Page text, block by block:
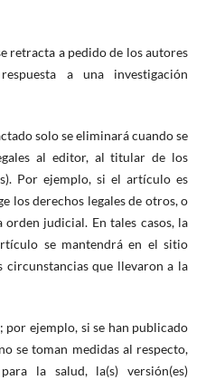
retracta a pedido de los autores
a una investigación
solo se eliminará cuando se
al editor, al titular de los
Por ejemplo, si el artículo es
los derechos legales de otros, o
judicial. En tales casos, la
se mantendrá en el sitio
que llevaron a la
por ejemplo, si se han publicado
se toman medidas al respecto,
la salud, la(s) versión(es)